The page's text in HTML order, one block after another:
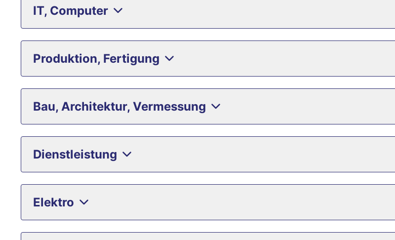
IT, Computer
Produktion, Fertigung
Bau, Architektur, Vermessung
Dienstleistung
Elektro